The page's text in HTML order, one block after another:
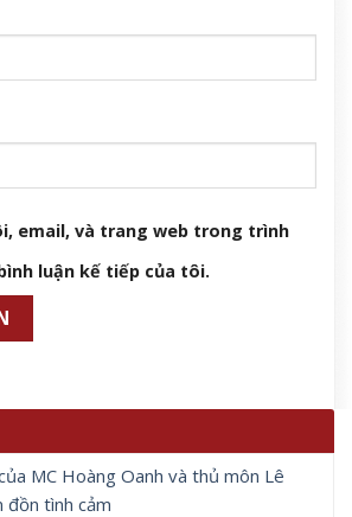
email, và trang web trong trình
luận kế tiếp của tôi.
MC Hoàng Oanh và thủ môn Lê
đồn tình cảm